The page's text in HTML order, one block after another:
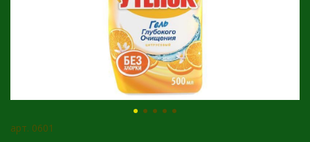
арт. 0601